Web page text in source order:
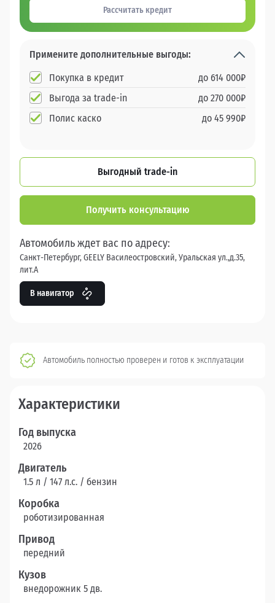
Рассчитать кредит
Примените дополнительные выгоды:
Покупка в кредит
до 614 000₽
Выгода за trade-in
до 270 000₽
Полис каско
до 45 990₽
Выгодный trade-in
Получить консультацию
Автомобиль ждет вас по адресу:
Санкт-Петербург, GEELY Василеостровский, Уральская ул.,д.35,
лит.А
В навигатор
Автомобиль полностью проверен и готов к эксплуатации
Характеристики
Год выпуска
2026
Двигатель
1.5 л / 147 л.c. / бензин
Коробка
роботизированная
Привод
передний
Кузов
внедорожник 5 дв.